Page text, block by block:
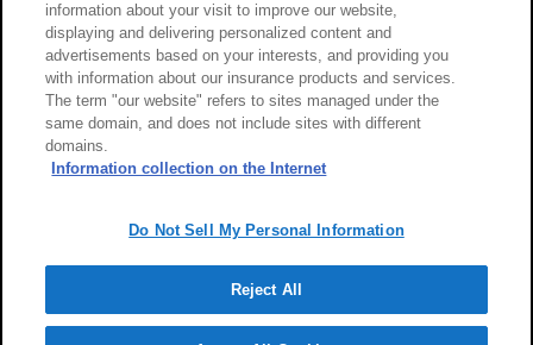
もっと見る
サイトのご利用について
勧誘方針
Copyright (c) Tokio Marine & Nichido Fire Insurance Co., Ltd.
information about your visit to improve our website,
displaying and delivering personalized content and
advertisements based on your interests, and providing you
with information about our insurance products and services.
The term "our website" refers to sites managed under the
same domain, and does not include sites with different
domains.
Information collection on the Internet
Do Not Sell My Personal Information
Reject All